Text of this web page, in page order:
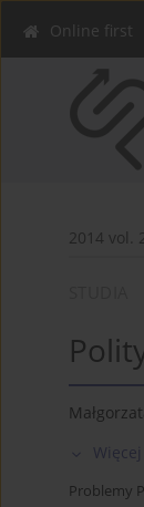
Online first
2014 vol.
Więcej
Problemy